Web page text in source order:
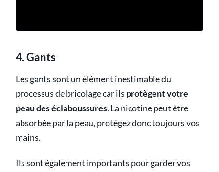
4. Gants
Les gants sont un élément inestimable du
processus de bricolage car ils protègent votre
peau des éclaboussures. La nicotine peut être
absorbée par la peau, protégez donc toujours vos
mains.
Ils sont également importants pour garder vos